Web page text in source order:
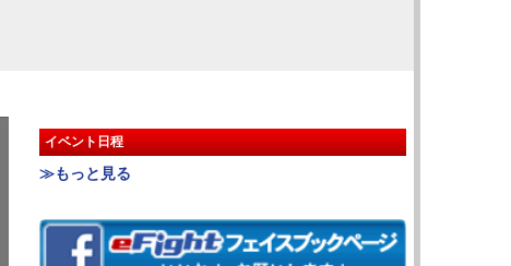
イベント日程
≫もっと見る